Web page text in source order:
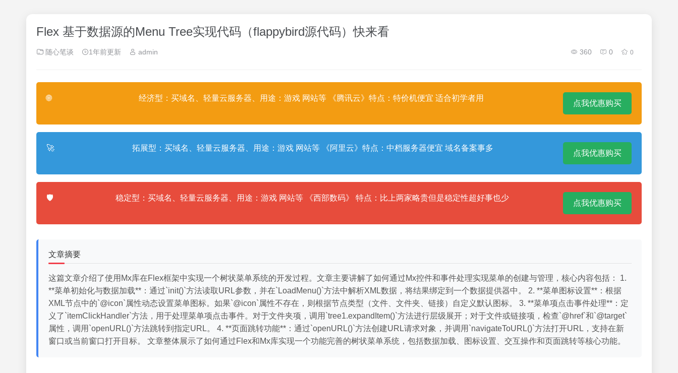
Flex 基于数据源的Menu Tree实现代码（flappybird源代码）快来看
随心笔谈 1年前更新 admin 360 0 0
🌐 经济型：买域名、轻量云服务器、用途：游戏 网站等 《腾讯云》特点：特价机便宜 适合初学者用
点我优惠购买
🚀 拓展型：买域名、轻量云服务器、用途：游戏 网站等 《阿里云》特点：中档服务器便宜 域名备案事多
点我优惠购买
🛡️ 稳定型：买域名、轻量云服务器、用途：游戏 网站等 《西部数码》 特点：比上两家略贵但是稳定性超好事也少
点我优惠购买
文章摘要
这篇文章介绍了使用Mx库在Flex框架中实现一个树状菜单系统的开发过程。文章主要讲解了如何通过Mx控件和事件处理实现菜单的创建与管理，核心内容包括： 1.
**菜单初始化与数据加载**：通过`init()`方法读取URL参数，并在`LoadMenu()`方法中解析XML数据，将结果绑定到一个数据提供器中。 2. **菜单图标设置**：根据
XML节点中的`@icon`属性动态设置菜单图标。如果`@icon`属性不存在，则根据节点类型（文件、文件夹、链接）自定义默认图标。 3. **菜单项点击事件处理**：定
义了`itemClickHandler`方法，用于处理菜单项点击事件。对于文件夹项，调用`tree1.expandItem()`方法进行层级展开；对于文件或链接项，检查`@href`和`@target`
属性，调用`openURL()`方法跳转到指定URL。 4. **页面跳转功能**：通过`openURL()`方法创建URL请求对象，并调用`navigateToURL()`方法打开URL，支持在新
窗口或当前窗口打开目标。 文章整体展示了如何通过Flex和Mx库实现一个功能完善的树状菜单系统，包括数据加载、图标设置、交互操作和页面跳转等核心功能。